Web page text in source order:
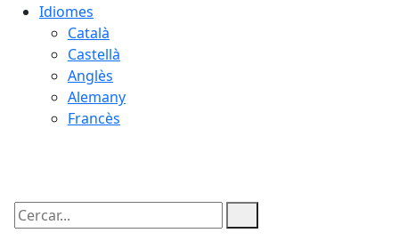
Idiomes
Català
Castellà
Anglès
Alemany
Francès
Cercar: